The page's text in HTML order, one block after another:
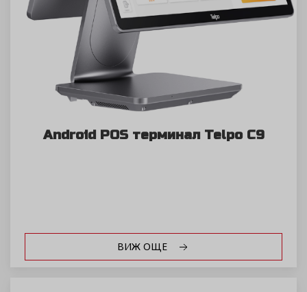
Android POS терминал Telpo C9
ВИЖ ОЩЕ